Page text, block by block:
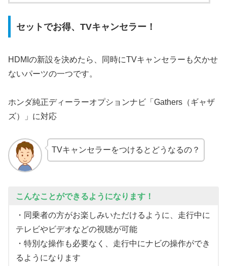
セットでお得、TVキャンセラー！
HDMIの新設を決めたら、同時にTVキャンセラーも欠かせ
ないパーツの一つです。
ホンダ純正ディーラーオプションナビ「Gathers（ギャザ
ズ）」に対応
TVキャンセラーをつけるとどうなるの？
こんなことができるようになります！
・同乗者の方がお楽しみいただけるように、走行中に
テレビやビデオなどの視聴が可能
・特別な操作も必要なく、走行中にナビの操作ができ
るようになります